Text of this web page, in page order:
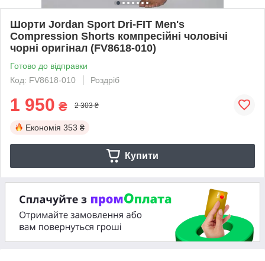
Шорти Jordan Sport Dri-FIT Men's
Compression Shorts компресійні чоловічі
чорні оригінал (FV8618-010)
Готово до відправки
Код: FV8618-010
Роздріб
1 950 ₴ 2 303 ₴
Економія 353 ₴
Купити